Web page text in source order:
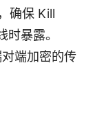
确保 Kill
暴露。
端加密的传